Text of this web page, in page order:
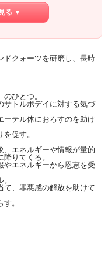
、とくに、ハートチャクラに
ーを発揮します。
ということは
宇宙と繋がるということ。
して、強力なヒーラーとして
る ▼
ドクォーツを研磨し、長時
ひとつ。
トルボデイに対する気づ
テル体におろすのを助け
促す。
エネルギーや情報が量的
りてくる。
やエネルギーから恩恵を受
、罪悪感の解放を助けて
。